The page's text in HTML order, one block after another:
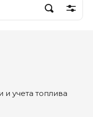
учета топлива